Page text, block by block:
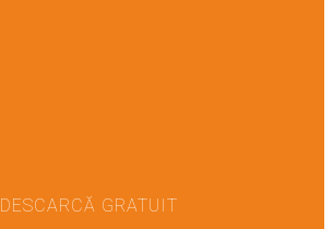
DESCARCĂ GRATUIT